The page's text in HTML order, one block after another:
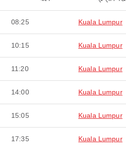
08:25 Kuala Lumpur
10:15 Kuala Lumpur
11:20 Kuala Lumpur
14:00 Kuala Lumpur
15:05 Kuala Lumpur
17:35 Kuala Lumpur